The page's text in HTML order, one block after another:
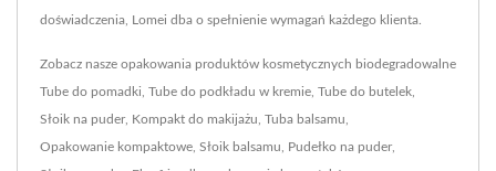
doświadczenia, Lomei dba o spełnienie wymagań każdego klienta.
Zobacz nasze opakowania produktów kosmetycznych biodegradowalne
Tube do pomadki Tube do podkładu w kremie Tube do butelek
Słoik na puder, Kompakt do makijażu Tuba balsamu
Opakowanie kompaktowe Słoik balsamu Pudełko na puder,